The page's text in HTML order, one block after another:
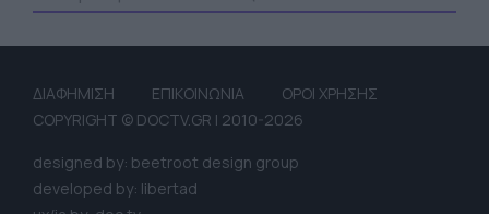
ΔΙΑΦΗΜΙΣΗ ΕΠΙΚΟΙΝΩΝΙΑ
ΟΡΟΙ ΧΡΗΣΗΣ
COPYRIGHT © DOCTV.GR | 2010-2026
designed by: beetroot design group
developed by: libertad